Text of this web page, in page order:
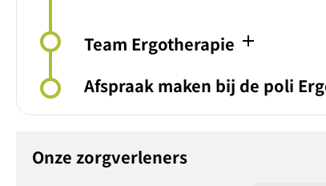
Team Ergotherapie add
Afspraak maken bij de poli
Onze zorgverleners